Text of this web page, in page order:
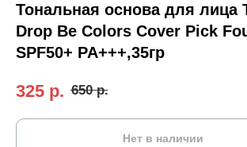
Тональная основа для лица
Drop Be Colors Cover Pick
SPF50+ PA+++,35гр
325 р. 650 р.
Нет в наличии